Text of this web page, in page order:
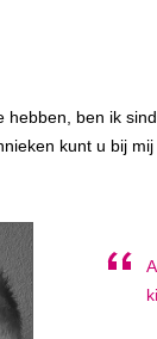
ben ik
kunt u bij